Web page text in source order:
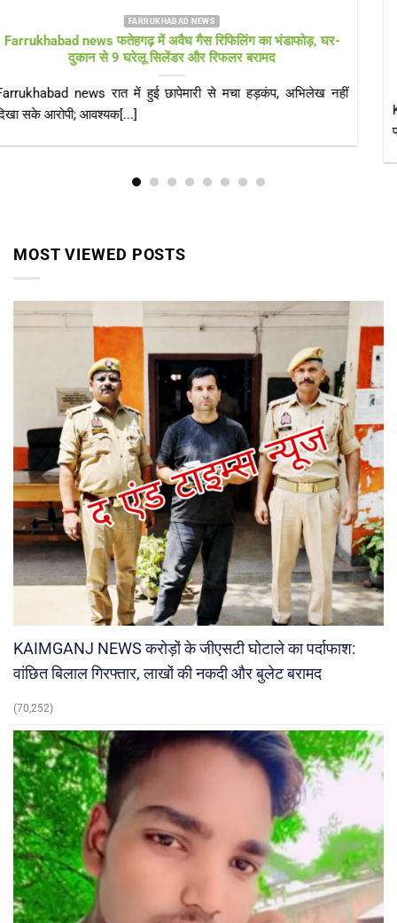
FARRUKHABAD NEWS KAIMGANJ NEWS
KAIMGANJ NEWS प्रधानमंत्री आवास योजना पर उठे सवाल! कच्चे
टीनशेड में गुजर रही जिंदगी, कई बार गुहार के बाद भी नहीं मिला गरीबों को
पक्का आशियाना
KAIMGANJ NEWS कायमगंज, फर्रुखाबाद। केंद्र सरकार की महत्वाकांक्षी
MOST VIEWED POSTS
KAIMGANJ NEWS करोड़ों के जीएसटी घोटाले का पर्दाफाश:
वांछित बिलाल गिरफ्तार, लाखों की नकदी और बुलेट बरामद
(70,252)